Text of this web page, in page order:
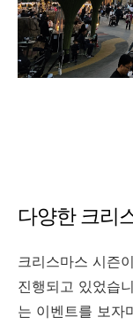
다양한 크리
크리스마스 시즌
진행되고 있었습
는 이벤트를 보자